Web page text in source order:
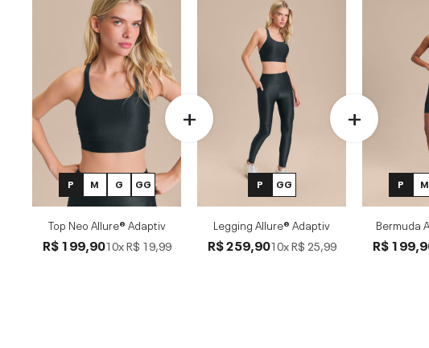
P M G GG
Top Neo Allure® Adaptiv
R$ 199,9010xR$ 19,99
P GG
Legging Allure® Adaptiv
R$ 259,9010xR$ 25,99
P M
Bermuda
R$